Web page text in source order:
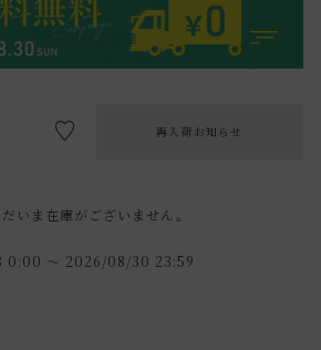
再入荷お知らせ
いま在庫がございません。
0:00 〜 2026/08/30 23:59